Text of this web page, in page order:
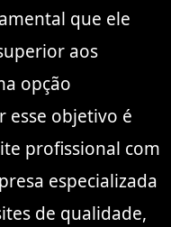
que ele
aos
opção
esse objetivo é
profissional com
especializada
de qualidade,